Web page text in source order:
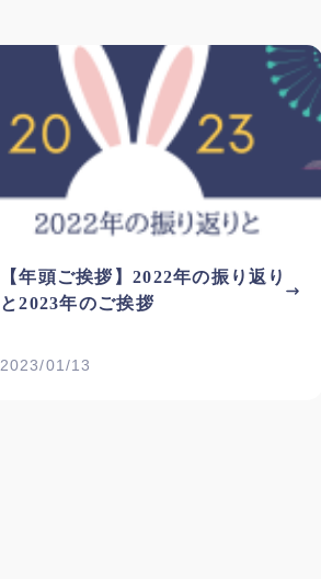
【年頭ご挨拶】2022年の振り返り
と2023年のご挨拶
2023/01/13